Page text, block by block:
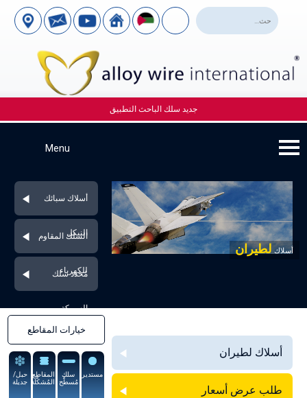
جديد سلك الباحث التطبيق
أسلاكلطيران
أسلاك سبائك
النيكل
السلك المقاوم
للكهرباء
مُحدد سلك
السبيكة
أسلاك لطيران
طلب عرض أسعار
خيارات المقاطع
مستدير
سلك
مُسطَّح
المقاطع
المُشكَّلة
حبل/
جديلة